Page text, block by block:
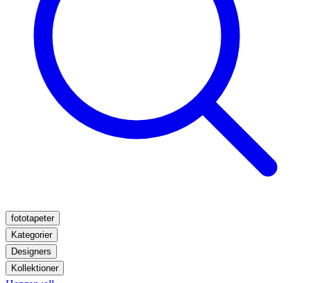
fototapeter
Kategorier
Designers
Kollektioner